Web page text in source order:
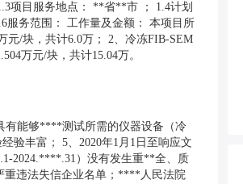
项目服务地点： **省**市 ； 1.4计划
服务范围： 工作量及金额： 本项目所
元/块，共计6.0万； 2、冷冻FIB-SEM
万元/块，共计15.04万。
有能够****测试所需的仪器设备（冷
验丰富； 5、2020年1月1日至响应文
2024.****.31）没有发生重**全、质
违法失信企业名单；****人民法院